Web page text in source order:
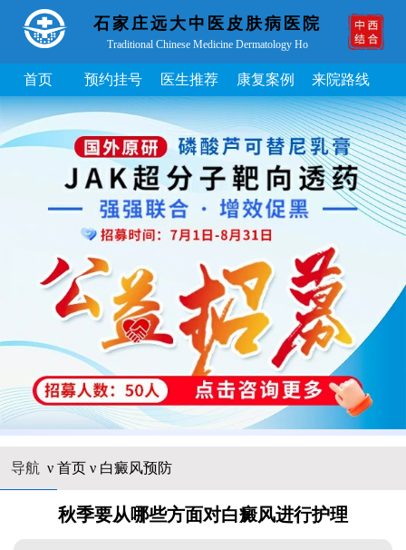
石家庄远大中医皮肤病医院
Traditional Chinese Medicine Dermatology Ho
首页 预约挂号 医生推荐 康复案例 来院路线
导航 ν 首页ν 白癜风预防
秋季要从哪些方面对白癜风进行护理